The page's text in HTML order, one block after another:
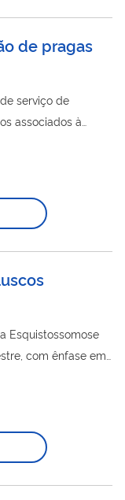
de pragas
serviço de
associados à
e indicação
automatizado o
de plantas
de áudios ou
facilitar a análise,
Esquistossomose
com ênfase em
da meningite
os quais
Bowdich,1822, e
, com